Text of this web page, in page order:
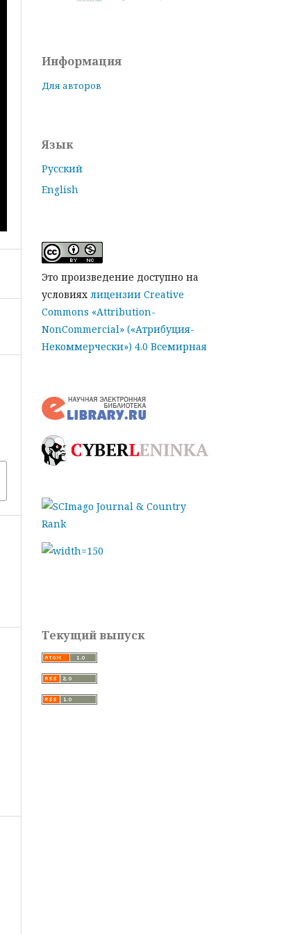
Информация
Для авторов
Язык
Русский
English
Это произведение доступно на
условиях лицензии Creative
Commons «Attribution-
NonCommercial» («Атрибуция-
Некоммерчески») 4.0 Всемирная
Текущий выпуск